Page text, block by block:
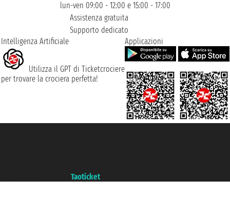
lun-ven 09:00 - 12:00 e 15:00 - 17:00
Assistenza gratuita
Supporto dedicato
Intelligenza Artificiale
Utilizza il GPT di Ticketcrociere
per trovare la crociera perfetta!
Applicazioni
Taoticket